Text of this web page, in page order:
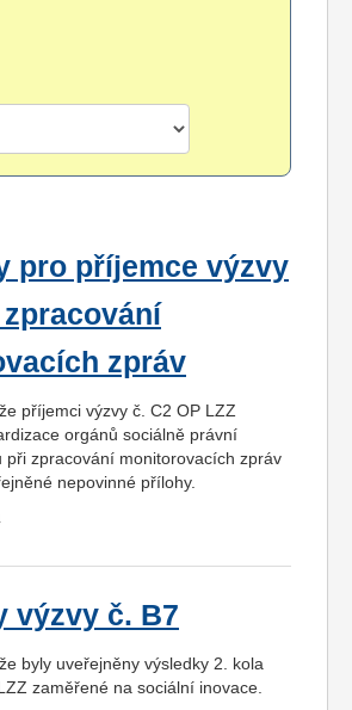
pro příjemce výzvy
zpráv
příjemci výzvy č. C2 OP LZZ
orgánů sociálně právní
při zpracování monitorovacích zpráv
nepovinné přílohy.
výzvy č. B7
byly uveřejněny výsledky 2. kola
zaměřené na sociální inovace.